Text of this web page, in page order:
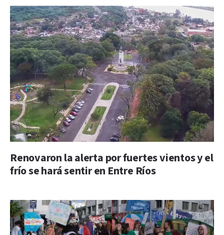
Renovaron la alerta por fuertes vientos y el
frío se hará sentir en Entre Ríos